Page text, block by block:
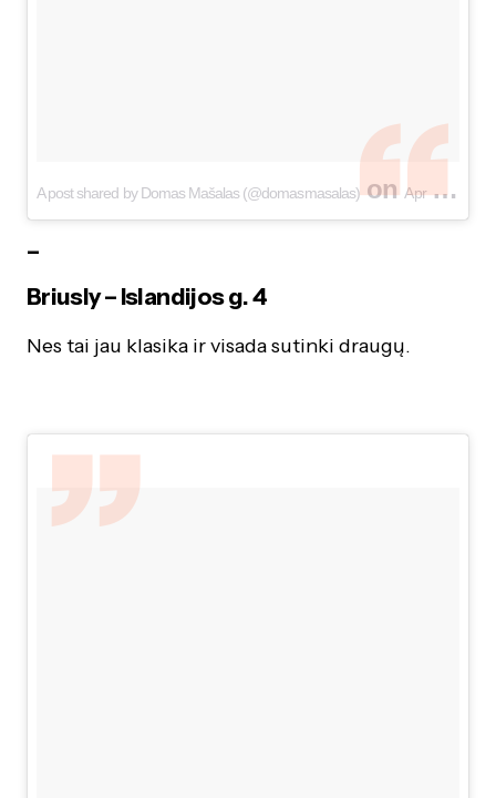
A post shared by Domas Mašalas (@domasmasalas)on Apr 2, 2017 at 4:56am PDT
–
Briusly – Islandijos g. 4
Nes tai jau klasika ir visada sutinki draugų.